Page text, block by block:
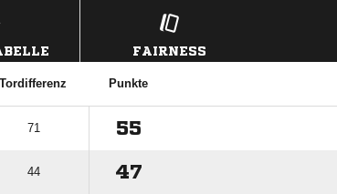
FAIRNESS
Tordifferenz Punkte
71 55
44 47